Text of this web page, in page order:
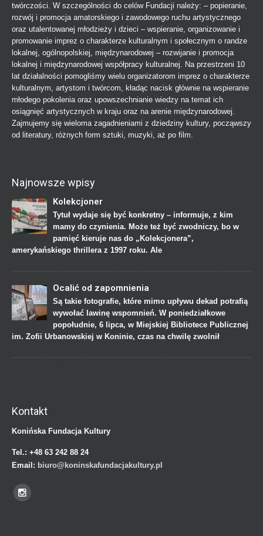
twórczości. W szczególności do celów Fundacji należy: – popieranie,
rozwój i promocja amatorskiego i zawodowego ruchu artystycznego
oraz utalentowanej młodzieży i dzieci – wspieranie, organizowanie i
promowanie imprez o charakterze kulturalnym i społecznym o randze
lokalnej, ogólnopolskiej, międzynarodowej – rozwijanie i promocja
lokalnej i międzynarodowej współpracy kulturalnej. Na przestrzeni 10
lat działalności pomogliśmy wielu organizatorom imprez o charakterze
kulturalnym, artystom i twórcom, kładąc nacisk głównie na wspieranie
młodego pokolenia oraz upowszechnianie wiedzy na temat ich
osiągnięć artystycznych w kraju oraz na arenie międzynarodowej.
Zajmujemy się wieloma zagadnieniami z dziedziny kultury, począwszy
od literatury, różnych form sztuki, muzyki, aż po film.
Najnowsze wpisy
Kolekcjoner
Tytuł wydaje się być konkretny – informuje, z kim
mamy do czynienia. Może też być zwodniczy, bo w
pamięć kieruje nas do „Kolekcjonera”,
amerykańskiego thrillera z 1997 roku. Ale
Ocalić od zapomnienia
Są takie fotografie, które mimo upływu dekad potrafią
wywołać lawinę wspomnień. W poniedziałkowe
popołudnie, 6 lipca, w Miejskiej Bibliotece Publicznej
im. Zofii Urbanowskiej w Koninie, czas na chwilę zwolnił
Kontakt
Konińska Fundacja Kultury
Tel.: +48 63 242 88 24
Email: biuro@koninskafundacjakultury.pl